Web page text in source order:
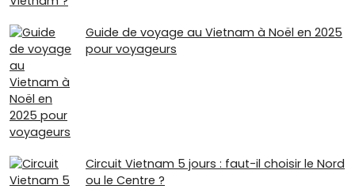
Guide de voyage au Vietnam à Noël en 2025
pour voyageurs
Circuit Vietnam 5 jours : faut-il choisir le Nord
ou le Centre ?